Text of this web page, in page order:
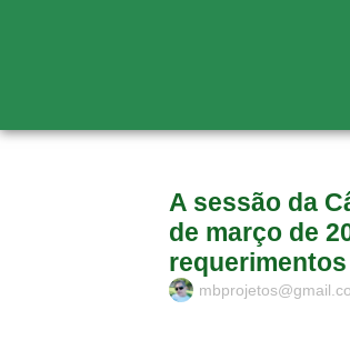
A sessão da
de março de